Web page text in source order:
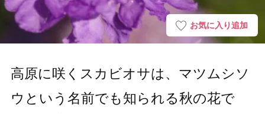
お気に入り追加
高原に咲くスカビオサは、マツムシソ
ウという名前でも知られる秋の花で